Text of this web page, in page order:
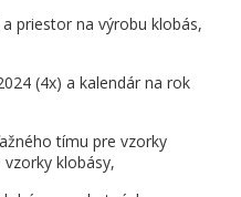
priestor na výrobu klobás,
(4x) a kalendár na rok
tímu pre vzorky
klobásy,